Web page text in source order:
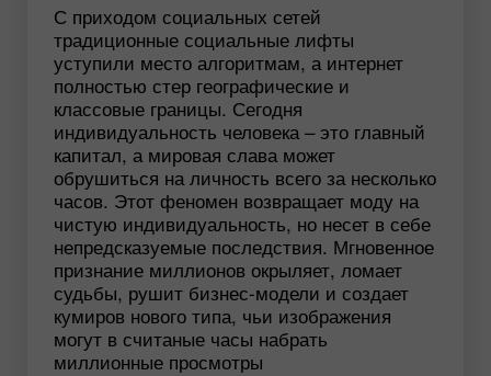
С приходом социальных сетей
традиционные социальные лифты
уступили место алгоритмам, а интернет
полностью стер географические и
классовые границы. Сегодня
индивидуальность человека – это главный
капитал, а мировая слава может
обрушиться на личность всего за несколько
часов. Этот феномен возвращает моду на
чистую индивидуальность, но несет в себе
непредсказуемые последствия. Мгновенное
признание миллионов окрыляет, ломает
судьбы, рушит бизнес-модели и создает
кумиров нового типа, чьи изображения
могут в считаные часы набрать
миллионные просмотры